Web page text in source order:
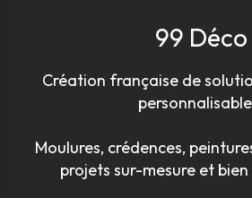
99 Déco
Création française de
Moulures, crédences,
projets sur-mesure et bien